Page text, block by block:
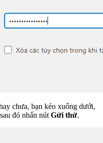
chưa, bạn kéo xuống dưới,
đó nhấn nút Gửi thử.